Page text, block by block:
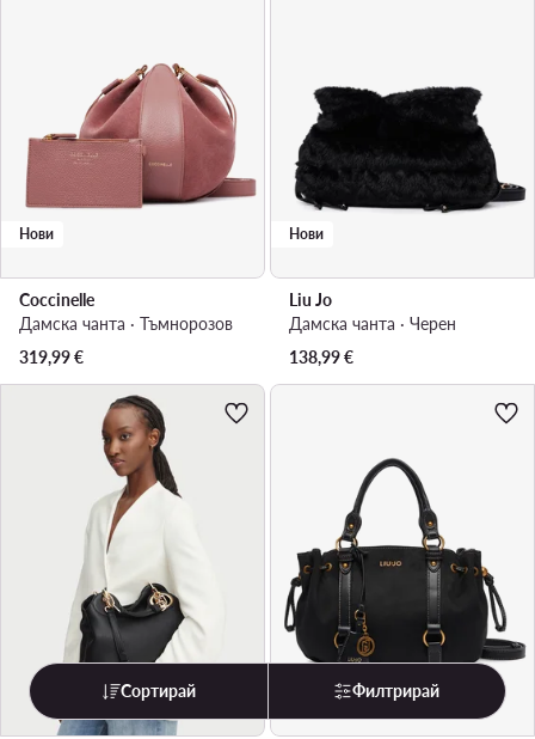
Нови
Coccinelle
Дамска чанта · Тъмнорозов
319,99€
Нови
Liu Jo
Дамска чанта · Черен
138,99€
Сортирай Филтрирай